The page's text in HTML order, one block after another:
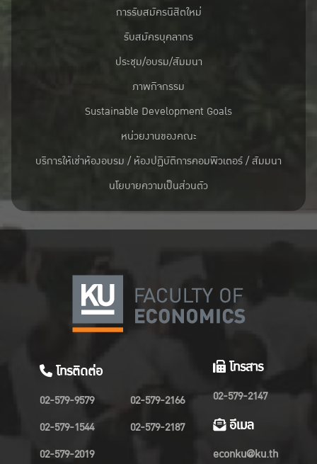
การรับสมัครนิสิตใหม่
รับสมัครบุคลากร
ประชุม/อบรม/สัมมนา
ภาพกิจกรรม
Sustainable Development Goals
หน่วยงานของคณะ
บริการให้เช่าห้องอบรม / ห้องปฏิบัติการคอมพิวเตอร์ / สัมมนา
นโยบายความเป็นส่วนตัว
โทรติดต่อ
02-579-9579
02-579-1544
02-579-2019
02-579-2166
02-579-2187
โทรสาร
02-579-2147
อีเมล
econku@ku.th